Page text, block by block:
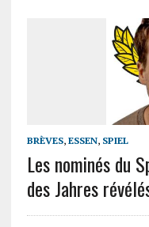
BRÈVES, ESSEN, SPIEL
Les nominés du
des Jahres